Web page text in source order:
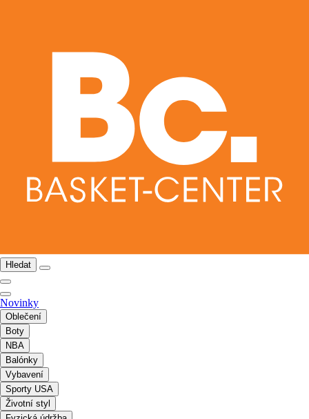
Hledat
Novinky
Oblečení
Boty
NBA
Balónky
Vybavení
Sporty USA
Životní styl